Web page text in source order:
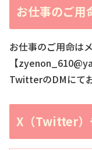
お仕事のご用
お仕事のご用命は
【
TwitterのDMにて
X（Twitter）